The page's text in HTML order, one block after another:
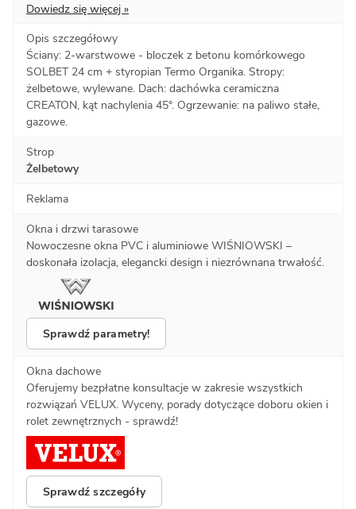
Dowiedz się więcej »
Opis szczegółowy
Ściany: 2-warstwowe - bloczek z betonu komórkowego
SOLBET 24 cm + styropian Termo Organika. Stropy:
żelbetowe, wylewane. Dach: dachówka ceramiczna
CREATON, kąt nachylenia 45°. Ogrzewanie: na paliwo stałe,
gazowe.
Strop
Żelbetowy
Reklama
Okna i drzwi tarasowe
Nowoczesne okna PVC i aluminiowe WIŚNIOWSKI –
doskonała izolacja, elegancki design i niezrównana trwałość.
Sprawdź parametry!
Okna dachowe
Oferujemy bezpłatne konsultacje w zakresie wszystkich
rozwiązań VELUX. Wyceny, porady dotyczące doboru okien i
rolet zewnętrznych - sprawdź!
Sprawdź szczegóły